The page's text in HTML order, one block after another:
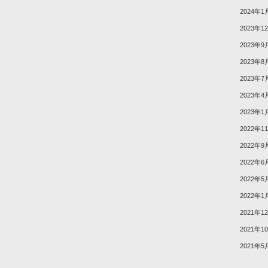
2024年1
2023年
2023年9
2023年8
2023年7
2023年4
2023年1
2022年
2022年9
2022年6
2022年5
2022年1
2021年
2021年
2021年5